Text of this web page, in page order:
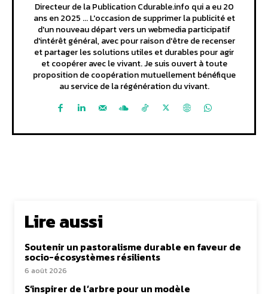
Directeur de la Publication Cdurable.info qui a eu 20
ans en 2025 ... L'occasion de supprimer la publicité et
d'un nouveau départ vers un webmedia participatif
d'intérêt général, avec pour raison d'être de recenser
et partager les solutions utiles et durables pour agir
et coopérer avec le vivant. Je suis ouvert à toute
proposition de coopération mutuellement bénéfique
au service de la régénération du vivant.
Lire aussi
Soutenir un pastoralisme durable en faveur de
socio-écosystèmes résilients
6 août 2026
S’inspirer de l’arbre pour un modèle